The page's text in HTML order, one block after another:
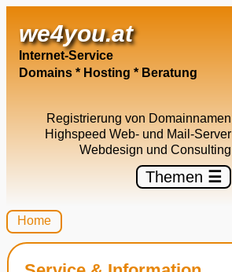
we4you.at
Internet-Service
Domains * Hosting * Beratung
Registrierung von Domainnamen
Highspeed Web- und Mail-Server
Webdesign und Consulting
Themen ☰
Home